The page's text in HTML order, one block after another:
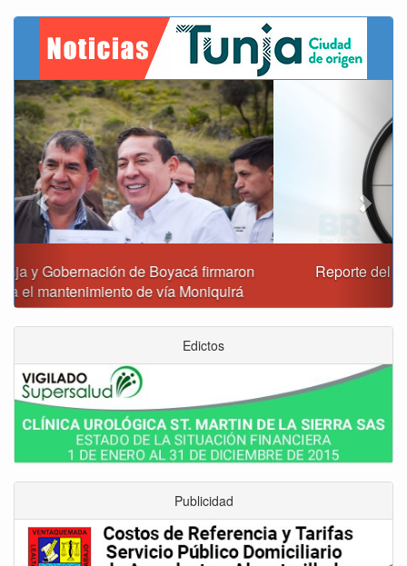
Reporte del tiempo en Boyacá para el viernes
Previous
Edictos
Publicidad